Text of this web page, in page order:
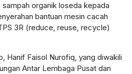
organik loseda kepada
bantuan mesin cacah
3R (reduce, reuse, recycle)
Hanif Faisol Nurofiq, yang diwakili
Antar Lembaga Pusat dan